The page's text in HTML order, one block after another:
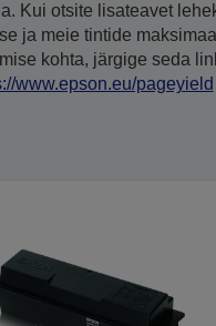
Kui otsite lisateavet
ja meie tintide
kohta, järgige seda
www.epson.eu/pageyield